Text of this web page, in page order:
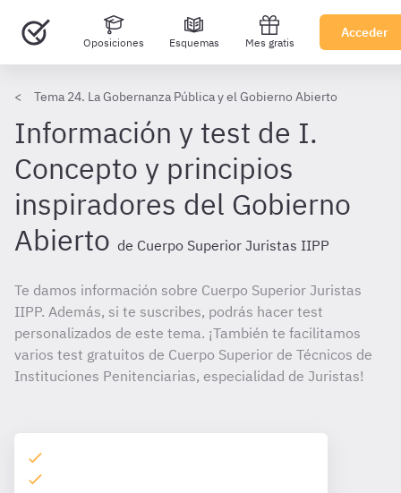
Oposiciones Esquemas Mes gratis
Acceder
Tema 24. La Gobernanza Pública y el Gobierno Abierto
Información y test de I.
Concepto y principios
inspiradores del Gobierno
Abierto de Cuerpo Superior Juristas IIPP
Te damos información sobre Cuerpo Superior Juristas
IIPP. Además, si te suscribes, podrás hacer test
personalizados de este tema. ¡También te facilitamos
varios test gratuitos de Cuerpo Superior de Técnicos de
Instituciones Penitenciarias, especialidad de Juristas!